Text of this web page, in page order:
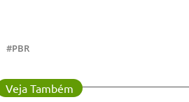
PBR
Veja Também